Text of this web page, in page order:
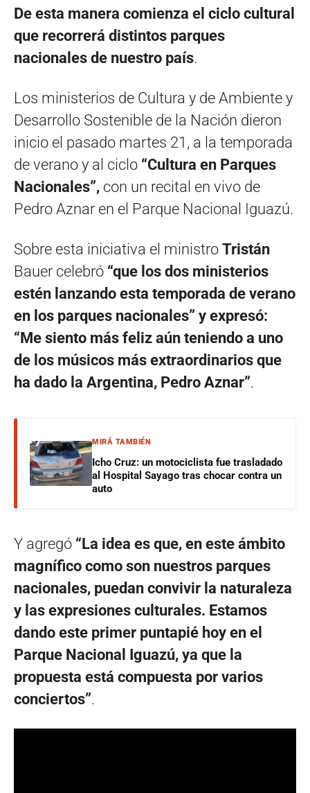
De esta manera comienza el ciclo cultural
que recorrerá distintos parques
nacionales de nuestro país.
Los ministerios de Cultura y de Ambiente y
Desarrollo Sostenible de la Nación dieron
inicio el pasado martes 21, a la temporada
de verano y al ciclo “Cultura en Parques
Nacionales”, con un recital en vivo de
Pedro Aznar en el Parque Nacional Iguazú.
Sobre esta iniciativa el ministro Tristán
Bauer celebró “que los dos ministerios
estén lanzando esta temporada de verano
en los parques nacionales” y expresó:
“Me siento más feliz aún teniendo a uno
de los músicos más extraordinarios que
ha dado la Argentina, Pedro Aznar”.
MIRÁ TAMBIÉN
Icho Cruz: un motociclista fue trasladado
al Hospital Sayago tras chocar contra un
auto
Y agregó “La idea es que, en este ámbito
magnífico como son nuestros parques
nacionales, puedan convivir la naturaleza
y las expresiones culturales. Estamos
dando este primer puntapié hoy en el
Parque Nacional Iguazú, ya que la
propuesta está compuesta por varios
conciertos”.